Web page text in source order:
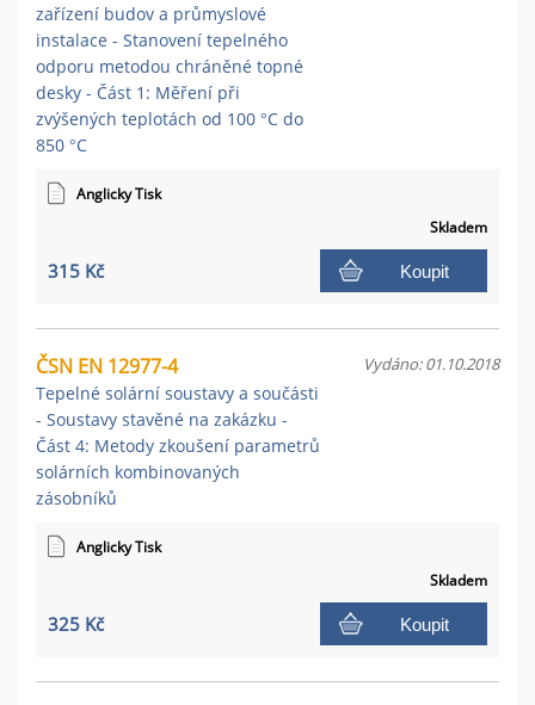
zařízení budov a průmyslové
instalace - Stanovení tepelného
odporu metodou chráněné topné
desky - Část 1: Měření při
zvýšených teplotách od 100 °C do
850 °C
Anglicky Tisk
Skladem
315 Kč Koupit
ČSN EN 12977-4
Tepelné solární soustavy a součásti
- Soustavy stavěné na zakázku -
Část 4: Metody zkoušení parametrů
solárních kombinovaných
zásobníků
Vydáno: 01.10.2018
Anglicky Tisk
Skladem
325 Kč Koupit